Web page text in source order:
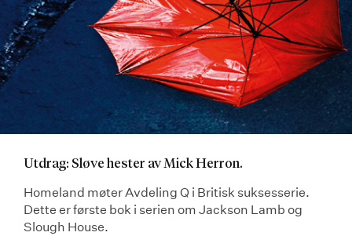
Utdrag: Sløve hester av Mick Herron.
Homeland møter Avdeling Q i Britisk suksesserie.
Dette er første bok i serien om Jackson Lamb og
Slough House.